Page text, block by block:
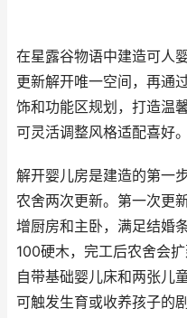
在星露谷物语中建造可人
更新解开唯一空间，再通
饰和功能区规划，打造温
可灵活调整风格适配喜好。
解开婴儿房是建造的第一
农舍两次更新。第一次更
增厨房和主卧，满足结婚
100硬木，完工后农舍会
自带基础婴儿床和两张儿
可触发生育或收养孩子的